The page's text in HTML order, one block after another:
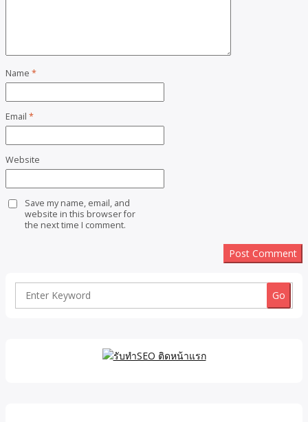
Name *
Email *
Website
Save my name, email, and
website in this browser for
the next time I comment.
Search